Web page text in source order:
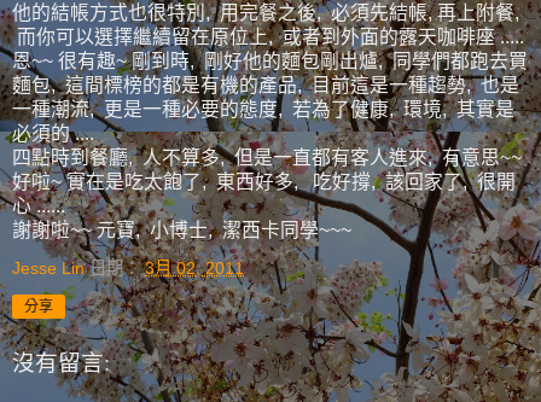
他的結帳方式也很特別, 用完餐之後, 必須先結帳, 再上附餐,
而你可以選擇繼續留在原位上, 或者到外面的露天咖啡座 .....
恩~~ 很有趣~ 剛到時, 剛好他的麵包剛出爐, 同學們都跑去買
麵包, 這間標榜的都是有機的產品, 目前這是一種趨勢, 也是
一種潮流, 更是一種必要的態度, 若為了健康, 環境, 其實是
必須的 ....
四點時到餐廳, 人不算多, 但是一直都有客人進來, 有意思~~
好啦~ 實在是吃太飽了, 東西好多, 吃好撐, 該回家了, 很開
心 ......
謝謝啦~~ 元寶, 小博士, 潔西卡同學~~~
Jesse Lin 日期：3月 02, 2011
分享
沒有留言: